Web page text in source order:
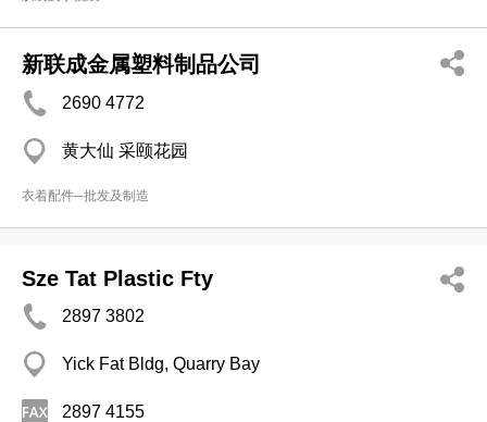
新联成金属塑料制品公司
2690 4772
黄大仙 采颐花园
衣着配件─批发及制造
Sze Tat Plastic Fty
2897 3802
Yick Fat Bldg, Quarry Bay
2897 4155